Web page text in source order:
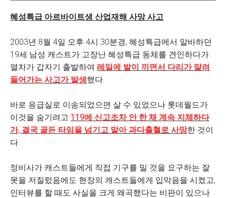
혜성특급 아르바이트생 산업재해 사망 사고
2003년 8월 4일 오후 4시 30분경, 혜성특급에서 알바하던
19세 남성 캐스트가 고장난 혜성특급 동체를 견인하다가
열차가 갑자기 출발하여 레일에 발이 끼면서 다리가 말려
들어가는 사고가 발생했다.
바로 응급실로 이송되었으면 살 수 있었으나 롯데월드가
이것을 숨기려고 119에 신고조차 안 한 채 계속 지체하다
가, 결국 골든 타임을 넘기고 말아 과다출혈로 사망한 것이
다.
정비사가 캐스트들에게 직접 기구를 밀 것을 요구하는 잘
못을 저질렀음에도 현장의 캐스트들에게 입막음을 시켰고,
인터뷰를 할 때도 사실을 크게 왜곡했다는 비판이 있으나